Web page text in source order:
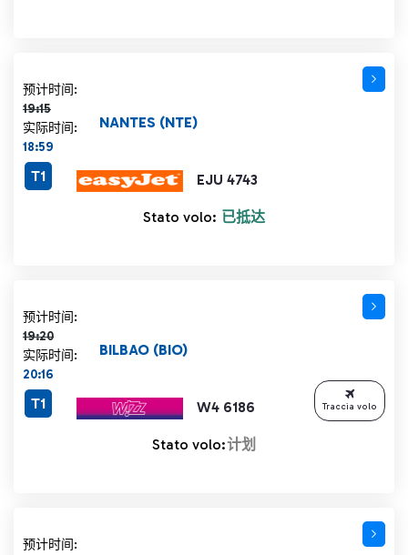
预计时间:
19:15
计划时间 19:15 删除线
实际时间:
18:59
EJU 4743
NANTES (NTE)
T1
Stato volo: 已抵达
预计时间:
19:20
计划时间 19:20 删除线
实际时间:
20:16
W4 6186
BILBAO (BIO)
T1
Stato volo:计划
Traccia volo
预计时间:
计划时间 19:20 删除线